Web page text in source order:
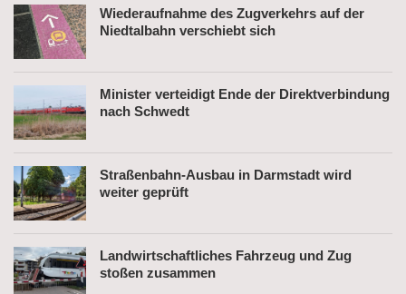
Wiederaufnahme des Zugverkehrs auf der
Niedtalbahn verschiebt sich
Minister verteidigt Ende der Direktverbindung
nach Schwedt
Straßenbahn-Ausbau in Darmstadt wird
weiter geprüft
Landwirtschaftliches Fahrzeug und Zug
stoßen zusammen